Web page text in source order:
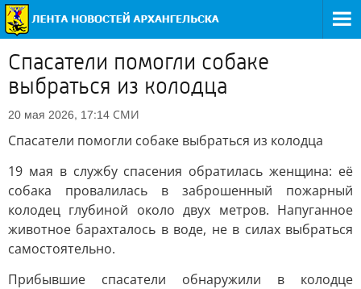
Спасатели помогли собаке
выбраться из колодца
20 мая 2026, 17:14 СМИ
Спасатели помогли собаке выбраться из колодца
19 мая в службу спасения обратилась женщина: её
собака провалилась в заброшенный пожарный
колодец глубиной около двух метров. Напуганное
животное барахталось в воде, не в силах выбраться
самостоятельно.
Прибывшие спасатели обнаружили в колодце